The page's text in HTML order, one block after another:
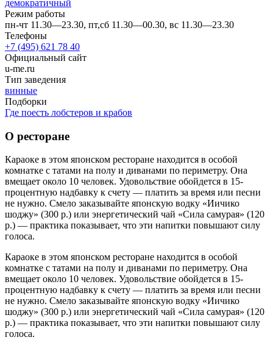
демократичный
Режим работы
пн-чт 11.30—23.30, пт,сб 11.30—00.30, вс 11.30—23.30
Телефоны
+7 (495) 621 78 40
Официальный сайт
u-me.ru
Тип заведения
винные
Подборки
Где поесть лобстеров и крабов
О ресторане
Караоке в этом японском ресторане находится в особой
комнатке с татами на полу и диванами по периметру. Она
вмещает около 10 человек. Удовольствие обойдется в 15-
процентную надбавку к счету — платить за время или песни
не нужно. Смело заказывайте японскую водку «Иичико
шоджу» (300 р.) или энергетический чай «Сила самурая» (120
р.) — практика показывает, что эти напитки повышают силу
голоса.
Караоке в этом японском ресторане находится в особой
комнатке с татами на полу и диванами по периметру. Она
вмещает около 10 человек. Удовольствие обойдется в 15-
процентную надбавку к счету — платить за время или песни
не нужно. Смело заказывайте японскую водку «Иичико
шоджу» (300 р.) или энергетический чай «Сила самурая» (120
р.) — практика показывает, что эти напитки повышают силу
голоса.